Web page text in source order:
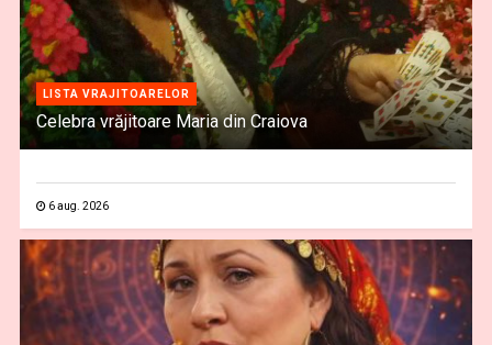
LISTA VRAJITOARELOR
Celebra vrăjitoare Maria din Craiova
6 aug. 2026